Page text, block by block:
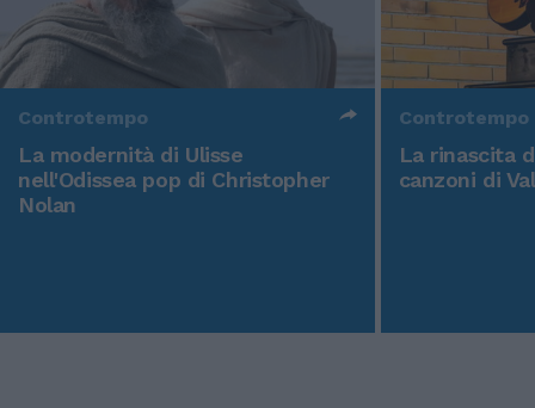
Controtempo
La modernità di Ulisse
nell'Odissea pop di Christopher
Nolan
Controtempo
La rinascita
canzoni di